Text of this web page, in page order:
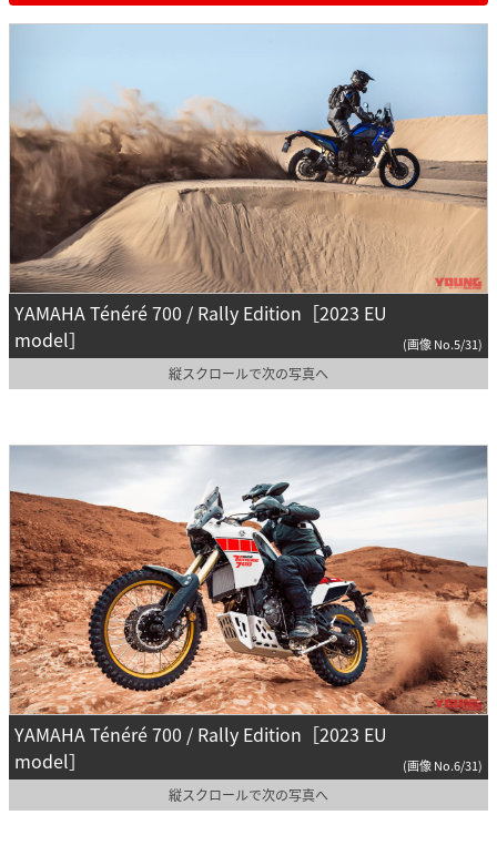
YAMAHA Ténéré 700 / Rally Edition［2023 EU
model］
(画像 No.5/31)
縦スクロールで次の写真へ
YAMAHA Ténéré 700 / Rally Edition［2023 EU
model］
(画像 No.6/31)
縦スクロールで次の写真へ